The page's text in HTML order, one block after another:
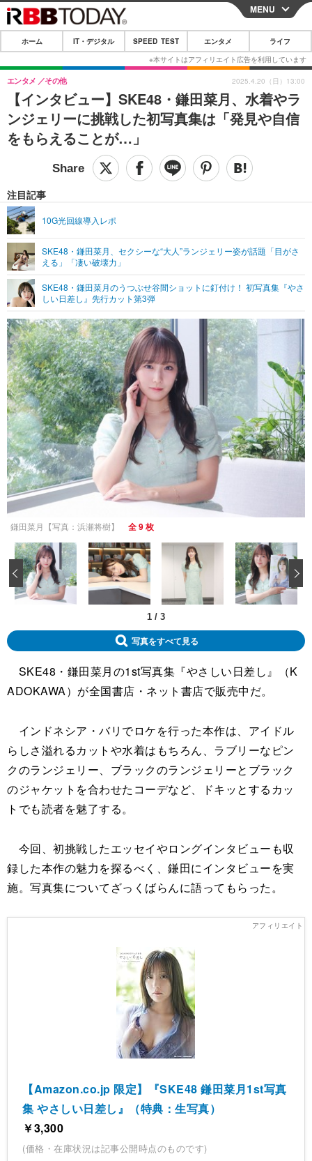
CLOSE
ホーム
IT・デジタル
IT・デジタルTOP スマートフォン
ネタ
ショッピング その他
SPEED TEST
エンタメ
エンタメTOP 映画・ドラマ
音楽
グラビア ブログ
ペット
その他
リリース一覧
プッシュ通知の停止方法
MENU
ホーム IT・デジタル SPEED TEST エンタメ ライフ
【インタビュー】SKE48・鎌田菜月、水着やラ
ンジェリーに挑戦した初写真集は「発見や自信
をもらえることが…」
エンタメ その他
注目記事
10G光回線導入レポ
SKE48・鎌田菜月、セクシーな“大人”ランジェリー姿が話題「目がさ
える」「凄い破壊力」
SKE48・鎌田菜月のうつぶせ谷間ショットに釘付け！ 初写真集『やさ
しい日差し』先行カット第3弾
2025.4.20（日）13:00
鎌田菜月【写真：浜瀬将樹】 全 9 枚
1 / 3
‹
写真をすべて見る
SKE48・鎌田菜月の1st写真集『やさしい日差し』（K
ADOKAWA）が全国書店・ネット書店で販売中だ。
インドネシア・バリでロケを行った本作は、アイドル
らしさ溢れるカットや水着はもちろん、ラブリーなピン
クのランジェリー、ブラックのランジェリーとブラック
のジャケットを合わせたコーデなど、ドキッとするカッ
トでも読者を魅了する。
今回、初挑戦したエッセイやロングインタビューも収
録した本作の魅力を探るべく、鎌田にインタビューを実
施。写真集についてざっくばらんに語ってもらった。
【Amazon.co.jp 限定】『SKE48 鎌田菜月1st写真
集 やさしい日差し』（特典：生写真）
￥3,300
(価格・在庫状況は記事公開時点のものです)